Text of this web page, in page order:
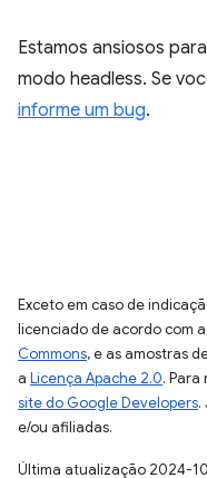
Estamos ansiosos
modo headless. Se
informe um bug.
Exceto em caso de
licenciado de acordo com a
Commons, e as amostras
a Licença Apache 2.0. Para
site do Google Developers.
e/ou afiliadas.
Última atualização 2024-